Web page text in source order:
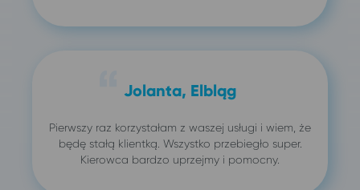
Jolanta, Elbląg
Pierwszy raz korzystałam z waszej usługi i wiem, że
będę stałą klientką. Wszystko przebiegło super.
Kierowca bardzo uprzejmy i pomocny.